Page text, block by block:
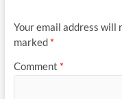
Your email address will
marked *
Comment *